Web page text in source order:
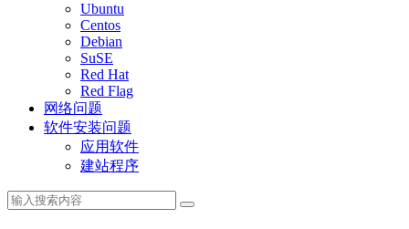
Ubuntu
Centos
Debian
SuSE
Red Hat
Red Flag
网络问题
软件安装问题
应用软件
建站程序